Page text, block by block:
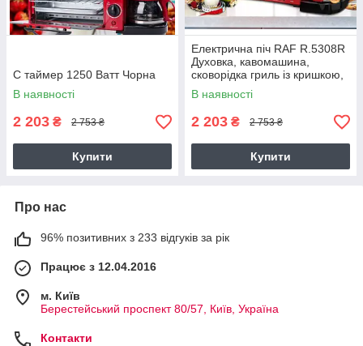
C таймер 1250 Ватт Чорна
В наявності
2 203 ₴ 2 753 ₴
Купити
Електрична піч RAF R.5308R
Духовка, кавомашина,
сковорідка гриль із кришкою,
таймер 1250 Ватт Червона
В наявності
2 203 ₴ 2 753 ₴
Купити
Про нас
96% позитивних з 233 відгуків за рік
Працює з 12.04.2016
м. Київ
Берестейський проспект 80/57, Київ, Україна
Контакти